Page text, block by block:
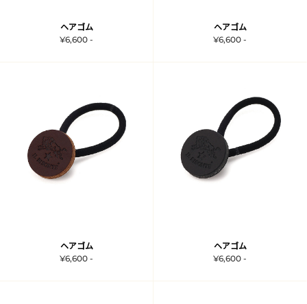
ヘアゴム
¥6,600 -
ヘアゴム
¥6,600 -
ヘアゴム
¥6,600 -
ヘアゴム
¥6,600 -